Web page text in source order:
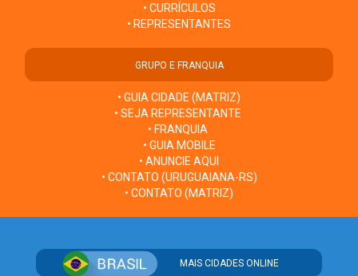
• CURRÍCULOS
• REPRESENTANTES
GRUPO E FRANQUIA
• GUIA CIDADE (MATRIZ)
• SEJA REPRESENTANTE
• FRANQUIA
• GUIA MOBILE
• ANUNCIE AQUI
• CONTATO (URUGUAIANA-RS)
• CONTATO (MATRIZ)
MAIS CIDADES ONLINE